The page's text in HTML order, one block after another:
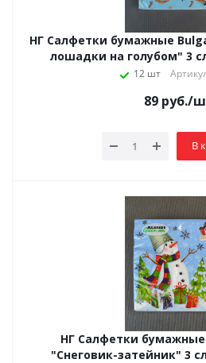
НГ Салфетки бумажные
лошадки на голубом" 3
12 шт
89 руб./
В
НГ Салфетки бумажные
"Снеговик-затейник" 3